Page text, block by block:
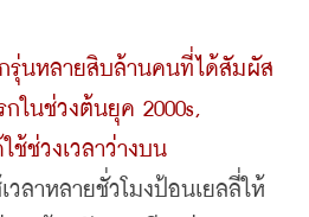
กรุ่นหลายสิบล้านคนที่ได้สัมผัส
กในช่วงต้นยุค 2000s,
ช้ช่วงเวลาว่างบน
เวลาหลายชั่วโมงป้อนเยลลี่ให้